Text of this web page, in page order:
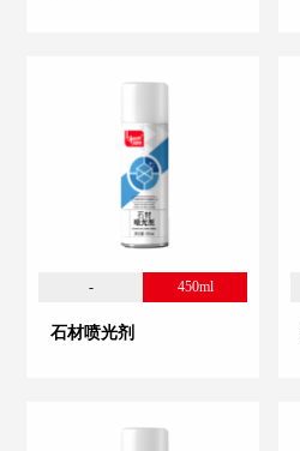
- 450ml
石材喷光剂